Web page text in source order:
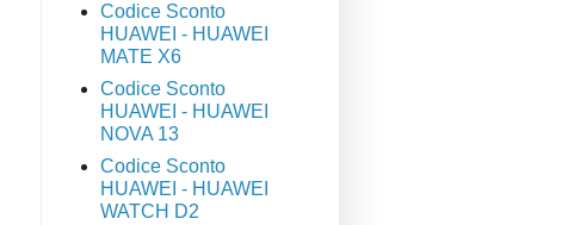
Codice Sconto
HUAWEI - HUAWEI
MATE X6
Codice Sconto
HUAWEI - HUAWEI
NOVA 13
Codice Sconto
HUAWEI - HUAWEI
WATCH D2